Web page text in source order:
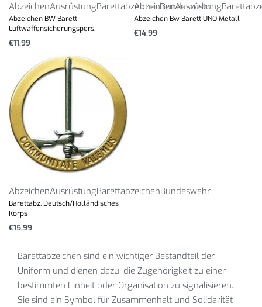
AbzeichenAusrüstungBarettabzeichenBundeswehr
Abzeichen BW Barett
Luftwaffensicherungspers.
€11,99
AbzeichenAusrüstung
Abzeichen Bw Barett UNO Metall
€14,99
AbzeichenAusrüstungBarettabzeichenBundeswehr
Barettabz. Deutsch/Holländisches
Korps
€15,99
Barettabzeichen sind ein wichtiger Bestandteil der
Uniform und dienen dazu, die Zugehörigkeit zu einer
bestimmten Einheit oder Organisation zu signalisieren.
Sie sind ein Symbol für Zusammenhalt und Solidarität